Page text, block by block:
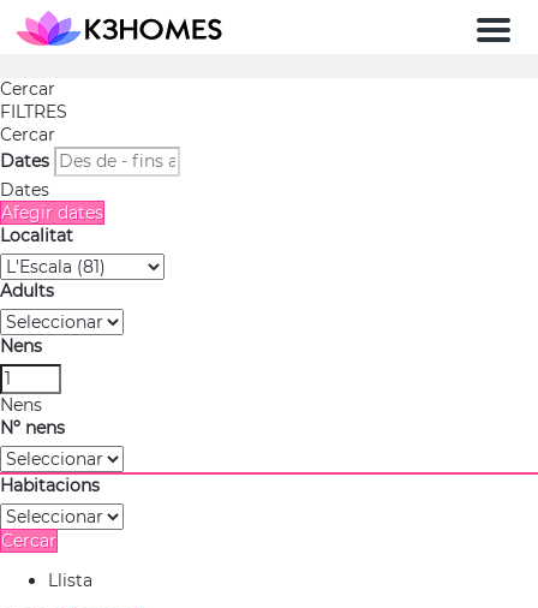
Menu
Cercar
FILTRES
Cercar
Dates
Dates
Afegir dates
Localitat
Adults
Nens
Nens
Nº nens
Habitacions
Cercar
Llista